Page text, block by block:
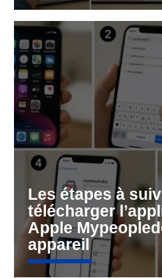
Les étapes à
télécharger
Apple
appareil